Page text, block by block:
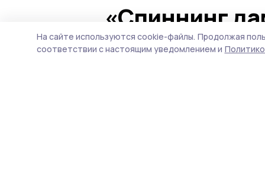
«Спиннинг
На сайте используются cookie-файлы. Продолжая
соответствии с настоящим уведомлением и